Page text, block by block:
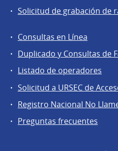
Solicitud de grabación de
Agentes
regulados
Consultas en Línea
Duplicado y Consultas de
Listado de operadores
Solicitud a URSEC de
Registro Nacional No
Preguntas frecuentes